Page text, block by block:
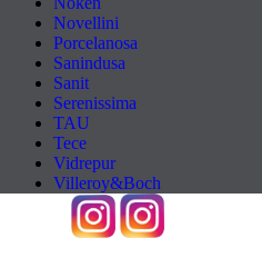
Novellini
Porcelanosa
Sanindusa
Sanit
Serenissima
TAU
Tece
Vidrepur
Villeroy&Boch